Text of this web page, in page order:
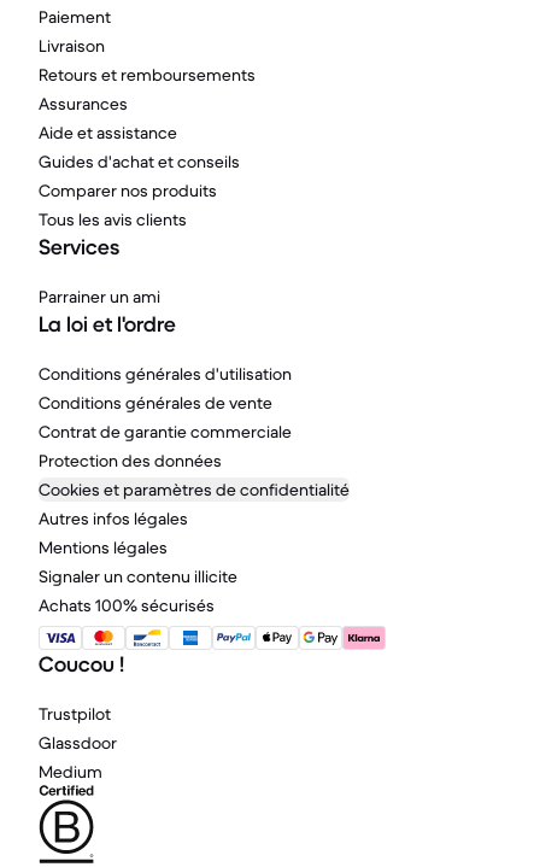
Paiement
Livraison
Retours et remboursements
Assurances
Aide et assistance
Guides d'achat et conseils
Comparer nos produits
Tous les avis clients
Services
Parrainer un ami
La loi et l'ordre
Conditions générales d'utilisation
Conditions générales de vente
Contrat de garantie commerciale
Protection des données
Cookies et paramètres de confidentialité
Autres infos légales
Mentions légales
Signaler un contenu illicite
Achats 100% sécurisés
Coucou !
Trustpilot
Glassdoor
Medium